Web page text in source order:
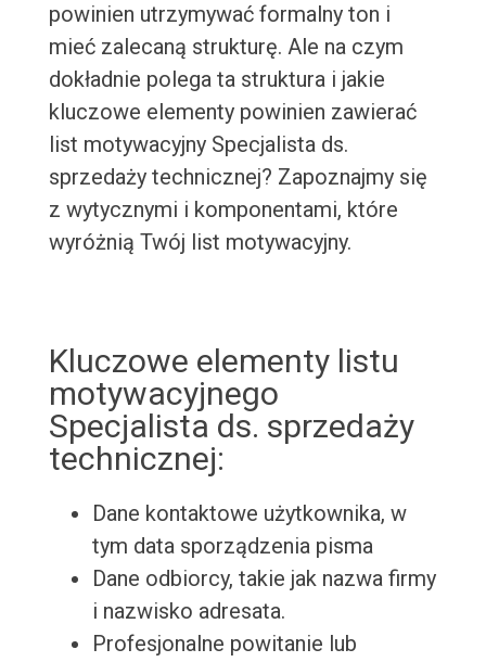
powinien utrzymywać formalny ton i
mieć zalecaną strukturę. Ale na czym
dokładnie polega ta struktura i jakie
kluczowe elementy powinien zawierać
list motywacyjny Specjalista ds.
sprzedaży technicznej? Zapoznajmy się
z wytycznymi i komponentami, które
wyróżnią Twój list motywacyjny.
Kluczowe elementy listu
motywacyjnego
Specjalista ds. sprzedaży
technicznej:
Dane kontaktowe użytkownika, w
tym data sporządzenia pisma
Dane odbiorcy, takie jak nazwa firmy
i nazwisko adresata.
Profesjonalne powitanie lub